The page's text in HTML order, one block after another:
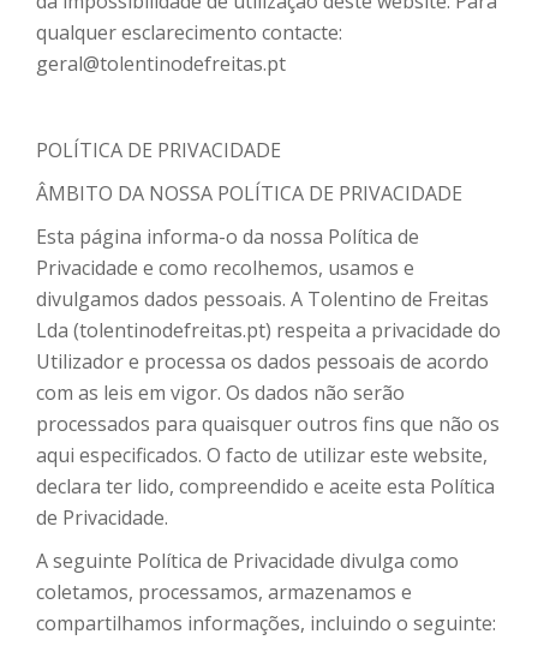
qualquer esclarecimento contacte:
geral@tolentinodefreitas.pt
POLÍTICA DE PRIVACIDADE
ÂMBITO DA NOSSA POLÍTICA DE PRIVACIDADE
Esta página informa-o da nossa Política de
Privacidade e como recolhemos, usamos e
divulgamos dados pessoais. A Tolentino de Freitas
Lda (tolentinodefreitas.pt) respeita a privacidade do
Utilizador e processa os dados pessoais de acordo
com as leis em vigor. Os dados não serão
processados para quaisquer outros fins que não os
aqui especificados. O facto de utilizar este website,
declara ter lido, compreendido e aceite esta Política
de Privacidade.
A seguinte Política de Privacidade divulga como
coletamos, processamos, armazenamos e
compartilhamos informações, incluindo o seguinte: